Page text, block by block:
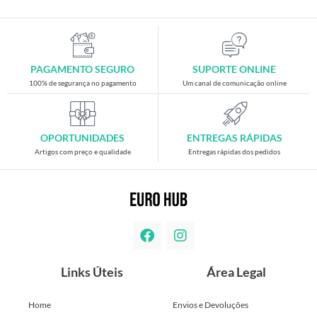
PAGAMENTO SEGURO
100% de segurança no pagamento
SUPORTE ONLINE
Um canal de comunicação online
OPORTUNIDADES
Artigos com preço e qualidade
ENTREGAS RÁPIDAS
Entregas rápidas dos pedidos
Links Úteis
Home
Área Legal
Envios e Devoluções